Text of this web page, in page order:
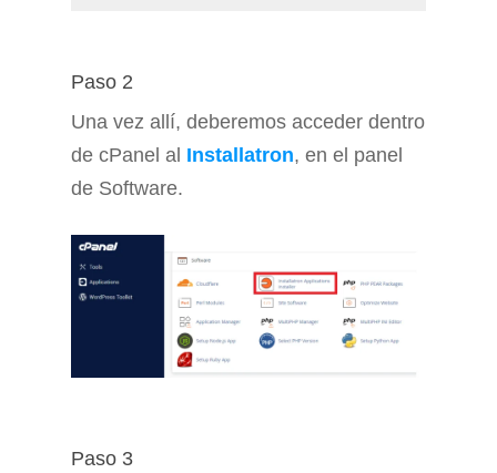
Paso 2
Una vez allí, deberemos acceder dentro
de cPanel al Installatron, en el panel
de Software.
Paso 3